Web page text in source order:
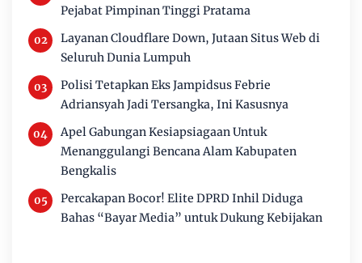
Pejabat Pimpinan Tinggi Pratama
Layanan Cloudflare Down, Jutaan Situs Web di
Seluruh Dunia Lumpuh
Polisi Tetapkan Eks Jampidsus Febrie
Adriansyah Jadi Tersangka, Ini Kasusnya
Apel Gabungan Kesiapsiagaan Untuk
Menanggulangi Bencana Alam Kabupaten
Bengkalis
Percakapan Bocor! Elite DPRD Inhil Diduga
Bahas “Bayar Media” untuk Dukung Kebijakan